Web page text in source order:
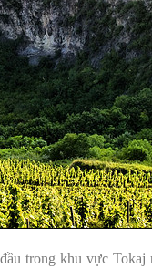
trong khu vực